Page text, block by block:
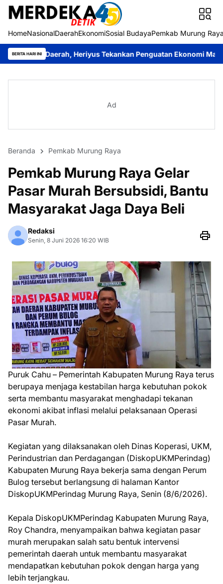
HomeNasionalDaerahEkonomiSosial BudayaPemkab Murung
BERITA HARI INI
Heriyus Tekankan Penguatan Ekonomi Masyarakat Roy
Ad
Beranda Pemkab Murung Raya
Pemkab Murung Raya Gelar
Pasar Murah Bersubsidi, Bantu
Masyarakat Jaga Daya Beli
Redaksi
Senin, 8 Juni 2026 16:20 WIB
Puruk Cahu – Pemerintah Kabupaten Murung Raya terus
berupaya menjaga kestabilan harga kebutuhan pokok
serta membantu masyarakat menghadapi tekanan
ekonomi akibat inflasi melalui pelaksanaan Operasi
Pasar Murah.
Kegiatan yang dilaksanakan oleh Dinas Koperasi, UKM,
Perindustrian dan Perdagangan (DiskopUKMPerindag)
Kabupaten Murung Raya bekerja sama dengan Perum
Bulog tersebut berlangsung di halaman Kantor
DiskopUKMPerindag Murung Raya, Senin (8/6/2026).
Kepala DiskopUKMPerindag Kabupaten Murung Raya,
Roy Chandra, menyampaikan bahwa kegiatan pasar
murah merupakan salah satu bentuk intervensi
pemerintah daerah untuk membantu masyarakat
mendapatkan kebutuhan pokok dengan harga yang
lebih terjangkau.